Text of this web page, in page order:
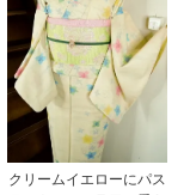
クリームイエローにパス